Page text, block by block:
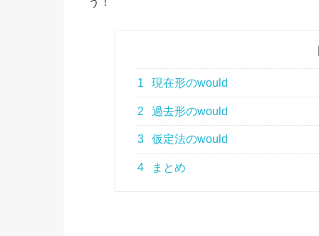
1 現在形のwould
2 過去形のwould
3 仮定法のwould
4 まとめ